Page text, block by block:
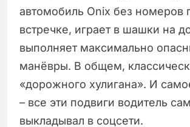
автомобиль Onix без номеров
встречке, играет в шашки на
выполняет максимально
манёвры. В общем,
«дорожного хулигана». И
– все эти подвиги водитель
выкладывал в соцсети.